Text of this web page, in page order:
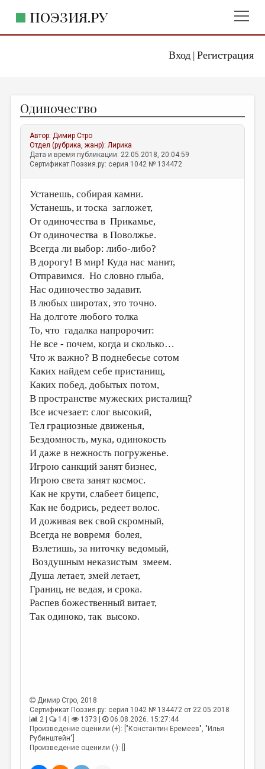
Вход| Регистрация
ПОЭЗИЯ.РУ
ЖАНРЫ
АВТОРЫ
КОММЕНТАРИИ
ЛИТСАЛОН
НОВОСТИ
ПРАВИЛА САЙТА
ОТДЕЛЫ И РУБРИКИ
ИЗБРАННОЕ
ДАЙДЖЕСТ
ПРОИЗВЕДЕНИЯ
ПЕРЕВОДЫ
КОНКУРСЫ
ДЕТСКАЯ КОМНАТА
КНИЖНАЯ ПОЛКА
ОБЗОР ЛИТЕРАТУРЫ
СТРАНИЦЫ ПАМЯТИ
ОБЪЯВЛЕНИЯ
КОЛОНКА РЕДАКТОРА
РЕДКОЛЛЕГИЯ
ОТ РЕДАКЦИИ
МАЛАЯ ПРОЗА
ЭССЕИСТИКА
ЛИТЕРАТУРОВЕДЕНИЕ
КУЛЬТУРОВЕДЕНИЕ
ПУБЛИЦИСТИКА
МЕДИА
ВКОНТАКТЕ
Одиночество
Автор:Димир Стро
Отдел (рубрика, жанр):Лирика
Дата и время публикации: 22.05.2018, 20:04:59
Сертификат Поэзия.ру: серия 1042 № 134472
Устанешь, собирая камни.
Устанешь, и тоска загложет,
От одиночества в Прикамье,
От одиночества в Поволжье.
Всегда ли выбор: либо-либо?
В дорогу! В мир! Куда нас манит,
Отправимся. Но словно глыба,
Нас одиночество задавит.
В любых широтах, это точно.
На долготе любого толка
То, что гадалка напророчит:
Не все - почем, когда и сколько…
Что ж важно? В поднебесье сотом
Каких найдем себе пристанищ,
Каких побед, добытых потом,
В пространстве мужеских ристалищ?
Все исчезает: слог высокий,
Тел грациозные движенья,
Бездомность, мука, одинокость
И даже в нежность погруженье.
Игрою санкций занят бизнес,
Игрою света занят космос.
Как не крути, слабеет бицепс,
Как не бодрись, редеет волос.
И доживая век свой скромный,
Всегда не вовремя болея,
Взлетишь, за ниточку ведомый,
Воздушным неказистым змеем.
Душа летает, змей летает,
Границ, не ведая, и срока.
Распев божественный витает,
Так одиноко, так высоко.
Димир Стро, 2018
Сертификат Поэзия.ру: серия 1042 № 134472 от 22.05.2018
2 |
14 | 1373 |
06.08.2026. 15:27:44
Произведение оценили (+): ["Константин Еремеев", "Илья
Рубинштейн"]
Произведение оценили (-): []